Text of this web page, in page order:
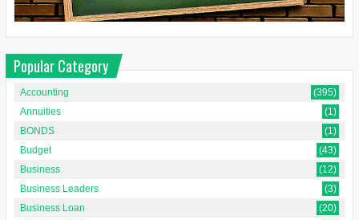
Popular Category
Accounting
(395)
Annuities
(1)
BONDS
(1)
Budget
(43)
Business
(12)
Business Leaders
(3)
Business Loan
(20)